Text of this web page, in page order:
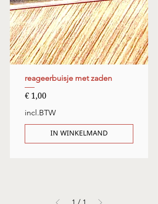
reageerbuisje met zaden
Prijs
€ 1,00
incl.BTW
IN WINKELMAND